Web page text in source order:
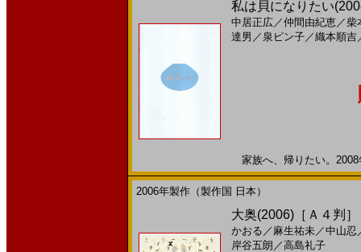
私は貝になりたい
中居正広／仲間由紀恵／柴
達男 ／ 泉ピン子／織本順吉
家族へ、帰りたい。
2006年製作（製作国 日本）
大奥(2006)［Ａ４判］
かおる ／ 麻生祐未 ／中山忍
岸谷五朗 ／高島礼子